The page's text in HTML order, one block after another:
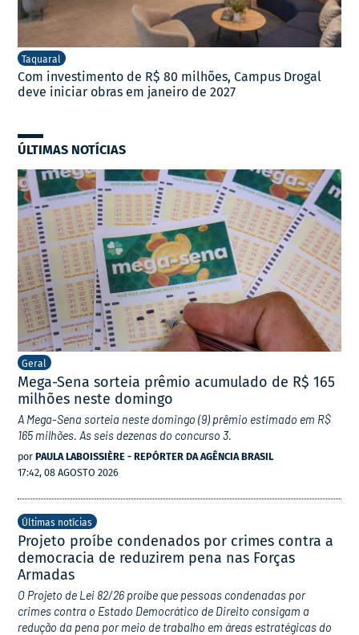
Taquaral
Com investimento de R$ 80 milhões, Campus Drogal
deve iniciar obras em janeiro de 2027
ÚLTIMAS NOTÍCIAS
Geral
Mega-Sena sorteia prêmio acumulado de R$ 165
milhões neste domingo
A Mega-Sena sorteia neste domingo (9) prêmio estimado em R$
165 milhões. As seis dezenas do concurso 3.
por PAULA LABOISSIÈRE - REPÓRTER DA AGÊNCIA BRASIL
17:42, 08 AGOSTO 2026
Últimas notícias
Projeto proíbe condenados por crimes contra a
democracia de reduzirem pena nas Forças
Armadas
O Projeto de Lei 82/26 proíbe que pessoas condenadas por
crimes contra o Estado Democrático de Direito consigam a
redução da pena por meio de trabalho em áreas estratégicas do